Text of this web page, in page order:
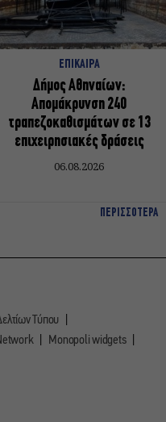
ΕΠΙΚΑΙΡΑ
Δήμος Αθηναίων:
Απομάκρυνση 240
τραπεζοκαθισμάτων σε 13
επιχειρησιακές δράσεις
06.08.2026
ΠΕΡΙΣΣΟΤΕΡΑ
Τύπου
Monopoli widgets